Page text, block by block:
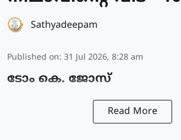
Sathyadeepam
Published on: 31 Jul 2026, 8:28 am
ടോം കെ. ജോസ്
Read More